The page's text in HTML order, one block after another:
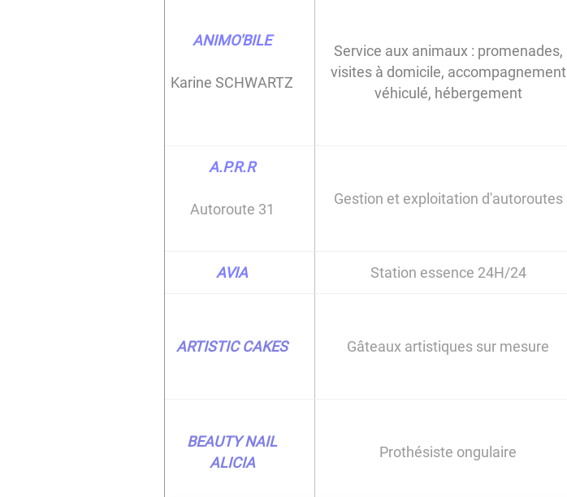
ANIMO'BILE
Karine SCHWARTZ
Service aux animaux : promenades,
visites à domicile, accompagnement
véhiculé, hébergement
A.P.R.R
Autoroute 31
Gestion et exploitation d'autoroutes
AVIA Station essence 24H/24
ARTISTIC CAKES Gâteaux artistiques sur mesure
BEAUTY NAIL
ALICIA
Prothésiste ongulaire